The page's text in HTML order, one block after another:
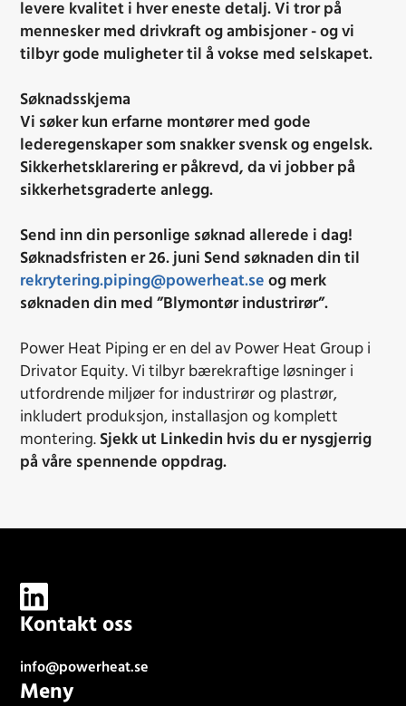
levere kvalitet i hver eneste detalj.Vi tror på
mennesker med drivkraft og ambisjoner - og vi
tilbyr gode muligheter til å vokse med selskapet.
Søknadsskjema
Vi søker kun erfarne montører med gode
lederegenskaper som snakker svensk og engelsk.
Sikkerhetsklarering er påkrevd, da vi jobber på
sikkerhetsgraderte anlegg.
Send inn din personlige søknad allerede i dag!
Søknadsfristen er 26. juni Send søknaden din til
rekrytering.piping@powerheat.se og merk
søknaden din med ”Blymontør industrirør”.
Power Heat Piping er en del av Power Heat Group i
Drivator Equity. Vi tilbyr bærekraftige løsninger i
utfordrende miljøer for industrirør og plastrør,
inkludert produksjon, installasjon og komplett
montering. Sjekk ut Linkedin hvis du er nysgjerrig
på våre spennende oppdrag.
Kontakt oss
info@powerheat.se
Meny